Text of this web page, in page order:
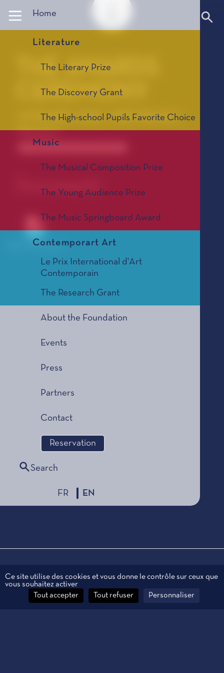
Home
Literature
The Literary Prize
The Discovery Grant
The High-school Pupils Favorite Choice
Music
The Musical Composition Prize
The Young Audience Prize
The Music Springboard Award
Contemporart Art
Le Prix International d'Art
Contemporain
The Research Grant
About the Foundation
Events
Press
Partners
Contact
Reservation
Search
FR EN
THE AWARDS
CEREMONY
10 October 2023 - Salle Garnier -
Monaco
Documents
PDF_000147.pdf
Legal information
Contact
Ce site utilise des cookies et vous donne le contrôle sur ceux que
vous souhaitez activer
Tout accepter
Tout refuser Personnaliser